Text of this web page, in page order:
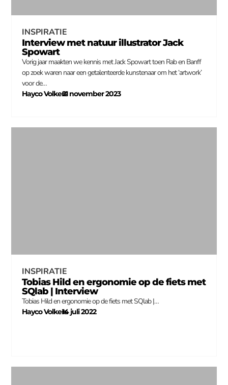
INSPIRATIE
Interview met natuur illustrator Jack
Spowart
Vorig jaar maakten we kennis met Jack Spowart toen Rab en Banff
op zoek waren naar een getalenteerde kunstenaar om het ‘artwork’
voor de…
Hayco Volkers
–
21 november 2023
INSPIRATIE
Tobias Hild en ergonomie op de fiets met
SQlab | Interview
Tobias Hild en ergonomie op de fiets met SQlab |…
Hayco Volkers
–
14 juli 2022